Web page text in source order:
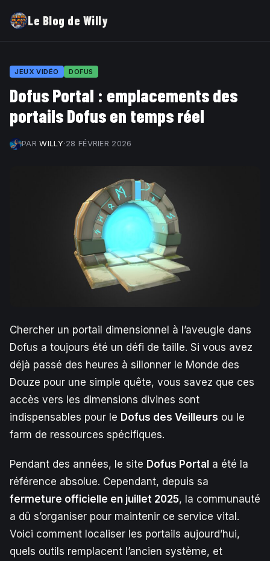
Le Blog de Willy
JEUX VIDÉO DOFUS
Dofus Portal : emplacements des
portails Dofus en temps réel
PARWILLY·28 FÉVRIER 2026
Chercher un portail dimensionnel à l’aveugle dans
Dofus a toujours été un défi de taille. Si vous avez
déjà passé des heures à sillonner le Monde des
Douze pour une simple quête, vous savez que ces
accès vers les dimensions divines sont
indispensables pour le Dofus des Veilleurs ou le
farm de ressources spécifiques.
Pendant des années, le site Dofus Portal a été la
référence absolue. Cependant, depuis sa
fermeture officielle en juillet 2025, la communauté
a dû s’organiser pour maintenir ce service vital.
Voici comment localiser les portails aujourd’hui,
quels outils remplacent l’ancien système, et